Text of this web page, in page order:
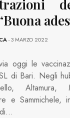
- 3 MARZO 2022
oggi le
di Bari. Negli
Altamura,
e Sammichele,